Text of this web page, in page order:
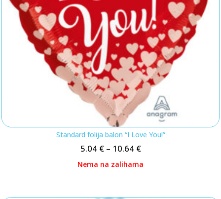
Standard folija balon “I Love You!”
5.04 €– 10.64 €
Nema na zalihama